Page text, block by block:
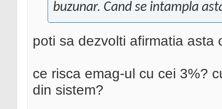
buzunar. Cand se intampla
poti sa dezvolti afirmatia asta
ce risca emag-ul cu cei 3%?
din sistem?